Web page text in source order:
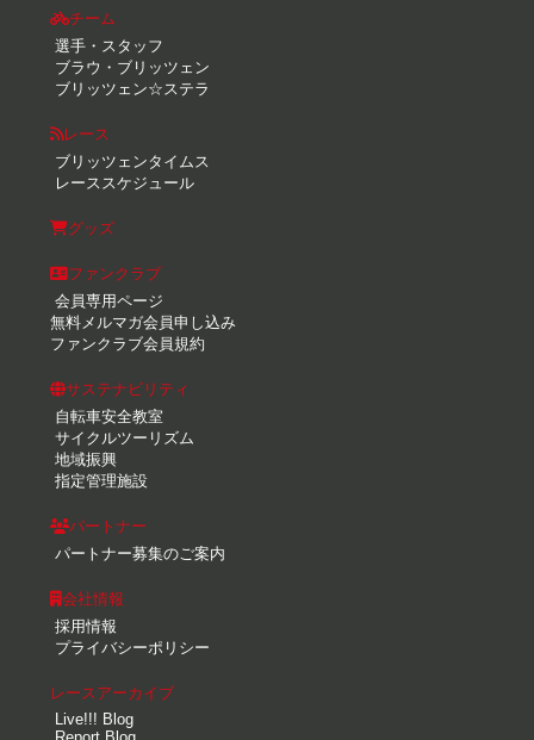
チーム
選手・スタッフ
ブラウ・ブリッツェン
ブリッツェン☆ステラ
レース
ブリッツェンタイムス
レーススケジュール
グッズ
ファンクラブ
会員専用ページ
無料メルマガ会員申し込み
ファンクラブ会員規約
サステナビリティ
自転車安全教室
サイクルツーリズム
地域振興
指定管理施設
パートナー
パートナー募集のご案内
会社情報
採用情報
プライバシーポリシー
レースアーカイブ
Live!!! Blog